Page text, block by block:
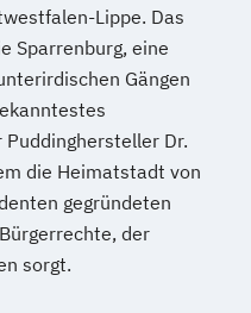
Lippe. Das
Sparrenburg, eine
Gängen
Dr.
die Heimatstadt von
gegründeten
der
sorgt.